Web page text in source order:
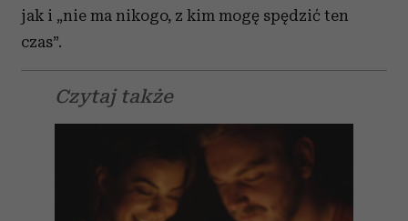
jak i „nie ma nikogo, z kim mogę spędzić ten
czas”.
Czytaj także